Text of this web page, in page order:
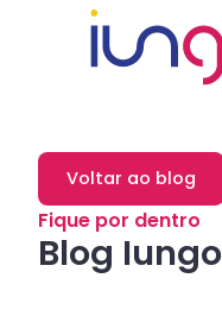
Fique por dentro
Blog Iungo
Voltar ao blog